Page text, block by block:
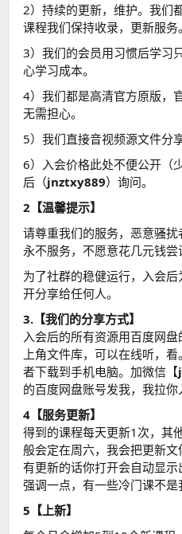
2）持续的更新，维护。我们
课程我们保持收录，更新服务
3）我们的会员用习惯后学习
心学习成本。
4）我们都是高清官方原版，
无需担心。
5）我们直接音视频源文件分享
6）入会价格此处不便公开（
后（jnztxy889）询问。
2【温馨提示】
请尊重我们的服务，恶意骚扰
永不服务，不愿意花几元钱尝
为了社群的稳健运行，入会
开分享给任何人。
3.【我们的分享方式】
入会后的所有资源用百度网
上角文件库，可以在线听，
者下载到手机电脑。加微信【
的百度网盘账号发我，我拉你
4【服务更新】
得到的课程每天更新1次，其
般会定在周六，我会把更新文
有更新的话你打开会自动显
强调一点，有一些冷门课不是
5【上新】